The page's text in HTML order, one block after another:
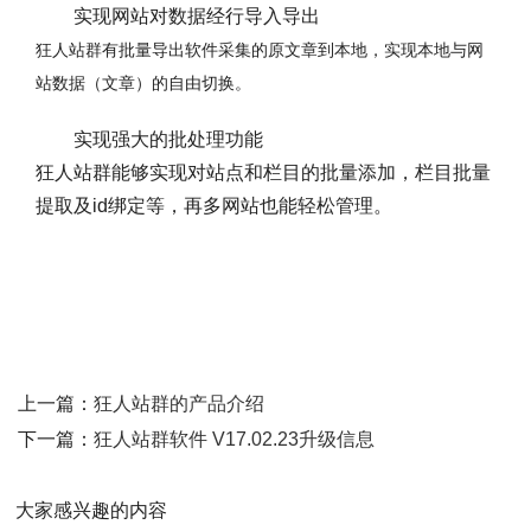
实现网站对数据经行导入导出
狂人站群有批量导出软件采集的原文章到本地，实现本地与网
站数据（文章）的自由切换。
实现强大的批处理功能
狂人站群能够实现对站点和栏目的批量添加，栏目批量
提取及id绑定等，再多网站也能轻松管理。
上一篇： 狂人站群的产品介绍
下一篇： 狂人站群软件 V17.02.23升级信息
大家感兴趣的内容